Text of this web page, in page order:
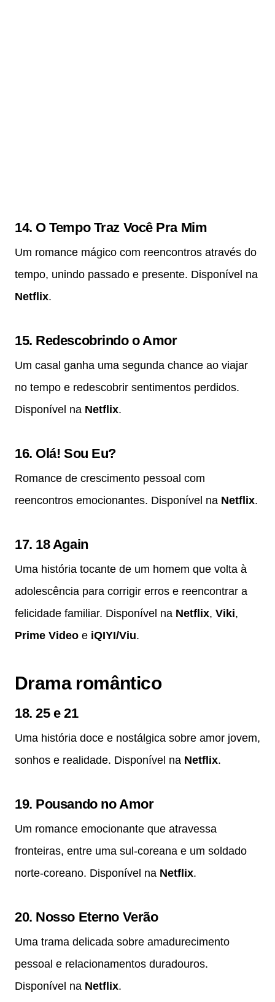
14. O Tempo Traz Você Pra Mim
Um romance mágico com reencontros através do
tempo, unindo passado e presente. Disponível na
Netflix.
15. Redescobrindo o Amor
Um casal ganha uma segunda chance ao viajar
no tempo e redescobrir sentimentos perdidos.
Disponível na Netflix.
16. Olá! Sou Eu?
Romance de crescimento pessoal com
reencontros emocionantes. Disponível na Netflix.
17. 18 Again
Uma história tocante de um homem que volta à
adolescência para corrigir erros e reencontrar a
felicidade familiar. Disponível na Netflix, Viki,
Prime Video e iQIYI/Viu.
Drama romântico
18.25 e 21
Uma história doce e nostálgica sobre amor jovem,
sonhos e realidade. Disponível na Netflix.
19. Pousando no Amor
Um romance emocionante que atravessa
fronteiras, entre uma sul-coreana e um soldado
norte-coreano. Disponível na Netflix.
20. Nosso Eterno Verão
Uma trama delicada sobre amadurecimento
pessoal e relacionamentos duradouros.
Disponível na Netflix.